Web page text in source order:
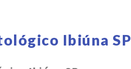
Ibiúna SP